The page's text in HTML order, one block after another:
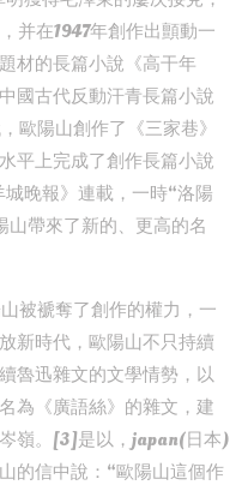
并在1947年創作出顫動一
材的長篇小說《高干年
國古代反動汗青長篇小說
歐陽山創作了《三家巷》
平上完成了創作長篇小說
晚報》連載，一時“洛陽
山帶來了新的、更高的名
被褫奪了創作的權力，一
新時代，歐陽山不只持續
魯迅雜文的文學情勢，以
為《廣語絲》的雜文，建
嶺。[3]是以，japan(日本)
的信中說：“歐陽山這個作